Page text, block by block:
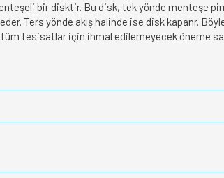
bir disktir. Bu disk, tek yönde menteşe
Ters yönde akış halinde ise disk kapanr.
tüm tesisatlar için ihmal edilemeyecek öneme